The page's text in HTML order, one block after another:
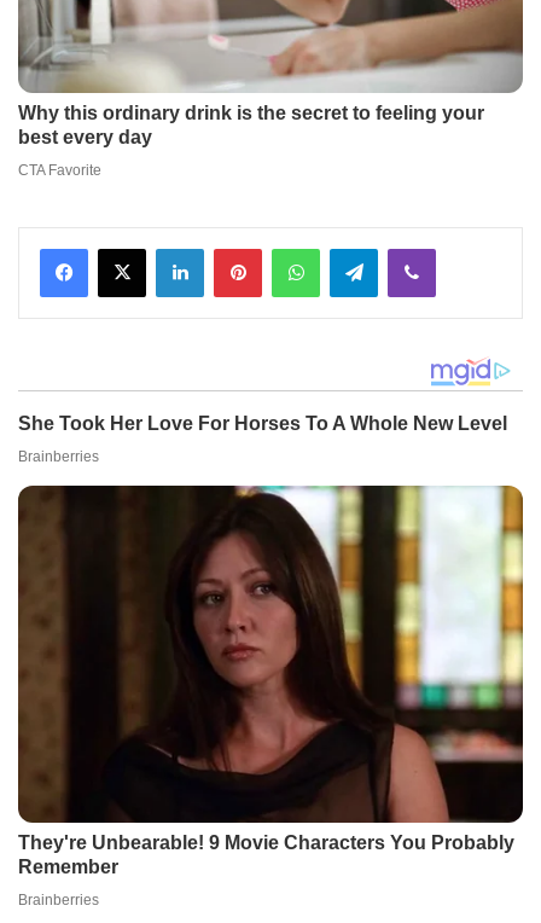
Facebook
X LinkedInPinterestWhatsAppTelegramViber